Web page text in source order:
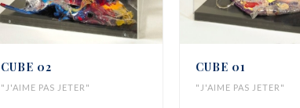
CUBE 02
"J'AIME PAS JETER"
CUBE 01
"J'AIME PAS JETER"